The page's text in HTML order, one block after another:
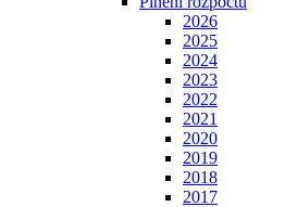
2026
2025
2024
2023
2022
2021
2020
2019
2018
2017